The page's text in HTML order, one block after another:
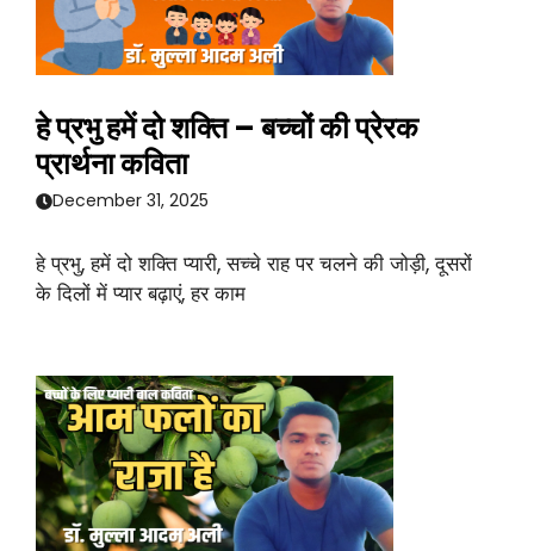
हे प्रभु हमें दो शक्ति – बच्चों की प्रेरक
प्रार्थना कविता
December 31, 2025
हे प्रभु, हमें दो शक्ति प्यारी, सच्चे राह पर चलने की जोड़ी, दूसरों
के दिलों में प्यार बढ़ाएं, हर काम